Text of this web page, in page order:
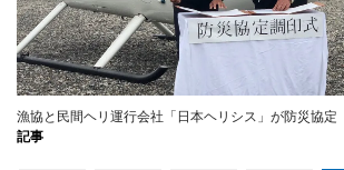
漁協と民間ヘリ運行会社「日本ヘリシス」が防災協定
記事